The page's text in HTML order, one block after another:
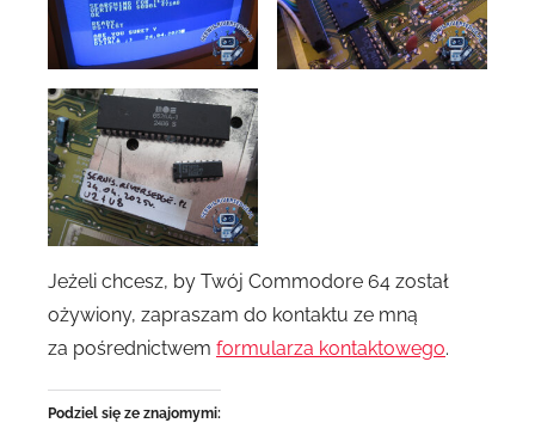
Jeżeli chcesz, by Twój Commodore 64 został
ożywiony, zapraszam do kontaktu ze mną
za pośrednictwem formularza kontaktowego.
Podziel się ze znajomymi: